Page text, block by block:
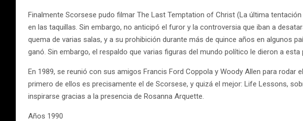
Finalmente Scorsese pudo filmar The Last Temptation of Christ (La última
en las taquillas. Sin embargo, no anticipó el furor y la controversia que iban a
quema de varias salas, y a su prohibición durante más de quince años en algunos
ganó. Sin embargo, el respaldo que varias figuras del mundo político le dieron a
En 1989, se reunió con sus amigos Francis Ford Coppola y Woody Allen para
primero de ellos es precisamente el de Scorsese, y quizá el mejor: Life Lessons,
inspirarse gracias a la presencia de Rosanna Arquette.
Años 1990